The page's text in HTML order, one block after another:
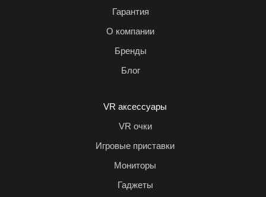
Гарантия
О компании
Бренды
Блог
VR аксессуары
VR очки
Игровые приставки
Мониторы
Гаджеты